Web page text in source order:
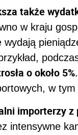
także
w kraju
o około 5%.
w
importerzy
intensywne